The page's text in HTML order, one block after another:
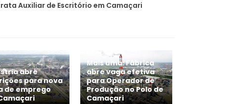
Auxiliar de Escritório em Camaçari
abre
para nova
de emprego
Mais uma: Fábrica
abre vaga efetiva
para Operador de
Produção no Polo de
Camaçari